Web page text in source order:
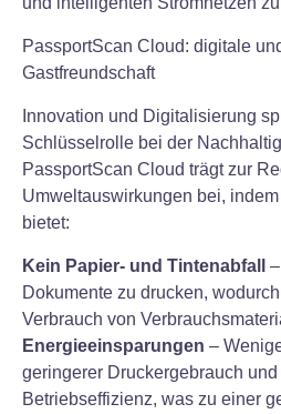
PassportScan Cloud: digitale
Gastfreundschaft
Innovation und Digitalisierung
Schlüsselrolle bei der
PassportScan Cloud trägt zur
Umweltauswirkungen bei,
bietet:
Kein Papier- und Tintenabfall
Dokumente zu drucken,
Verbrauch von
Energieeinsparungen –
geringerer Druckergebrauch
Betriebseffizienz, was zu einer